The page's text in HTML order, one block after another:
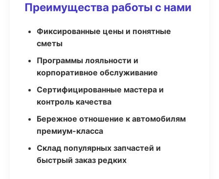
Преимущества работы с нами
Фиксированные цены и понятные
сметы
Программы лояльности и
корпоративное обслуживание
Сертифицированные мастера и
контроль качества
Бережное отношение к автомобилям
премиум-класса
Склад популярных запчастей и
быстрый заказ редких